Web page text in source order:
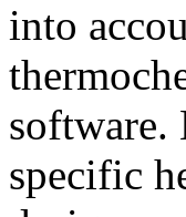
into
software.
specific